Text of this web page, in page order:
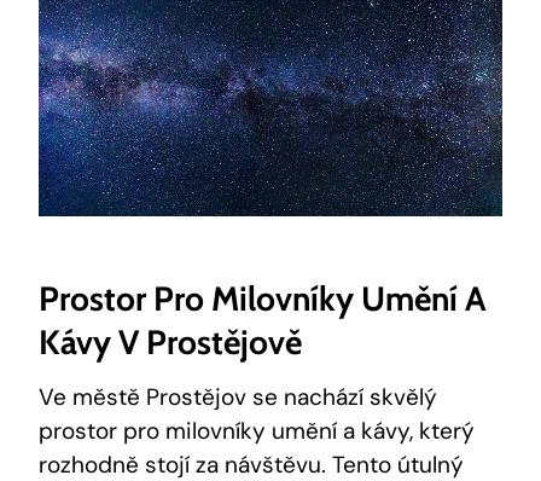
Prostor Pro Milovníky Umění A
Kávy V Prostějově
Ve městě Prostějov se nachází skvělý
prostor pro milovníky umění a kávy, který
rozhodně stojí za návštěvu. Tento útulný